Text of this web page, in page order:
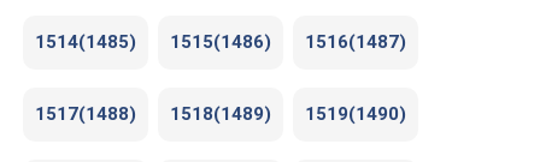
1514(1485) 1515(1486) 1516(1487)
1517(1488) 1518(1489) 1519(1490)